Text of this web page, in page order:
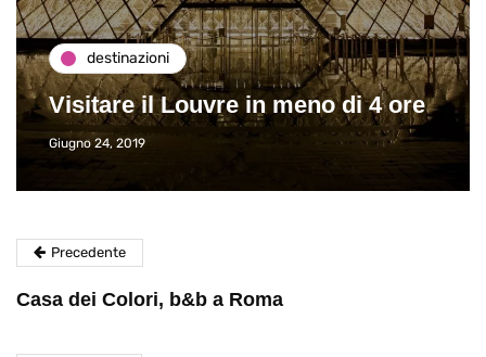
destinazioni
Visitare il Louvre in meno di 4 ore
Giugno 24, 2019
Precedente
Casa dei Colori, b&b a Roma